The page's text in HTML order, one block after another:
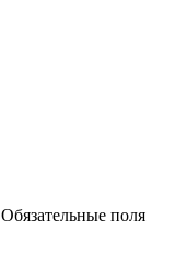
Обязательные поля